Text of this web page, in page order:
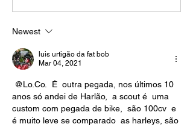
Newest
luis urtigão da fat bob
Mar 04, 2021
@Lo.Co.
Ė  outra pegada, nos últimos 10
anos só andei de Harlão,  a scout é  uma
custom com pegada de bike,  são 100cv  e
é muito leve se comparado  as harleys, são